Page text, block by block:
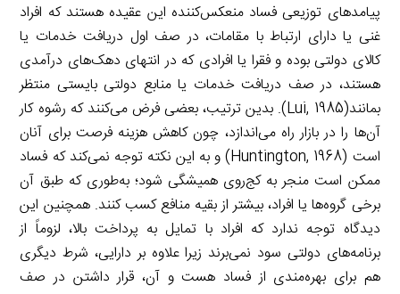
پیامدهای توزیعی فساد منعکس‌کننده این عقیده هستند که افراد
غنی یا دارای ارتباط با مقامات، در صف اول دریافت خدمات یا
کالای دولتی بوده و فقرا یا افرادی که در انتهای دهک‌های درآمدی
هستند، در صف دریافت خدمات یا منابع دولتی بایستی منتظر
بمانند(Lui, 1985). بدین ترتیب، بعضی فرض می‌کنند که رشوه کار
آن‌ها را در بازار راه می‌اندازد، چون کاهش هزینه فرصت برای آنان
است (Huntington, 1968) و به این نکته توجه نمی‌کند که فساد
ممکن است منجر به کج‌روی همیشگی شود؛ به‌طوری که طبق آن
برخی گروه‌ها یا افراد، بیشتر از بقیه منافع کسب کنند. همچنین این
دیدگاه توجه ندارد که افراد با تمایل به پرداخت بالا، لزوماً از
برنامه‌های دولتی سود نمی‌برند زیرا علاوه بر دارایی، شرط دیگری
هم برای بهره‌مندی از فساد هست و آن، قرار داشتن در صف